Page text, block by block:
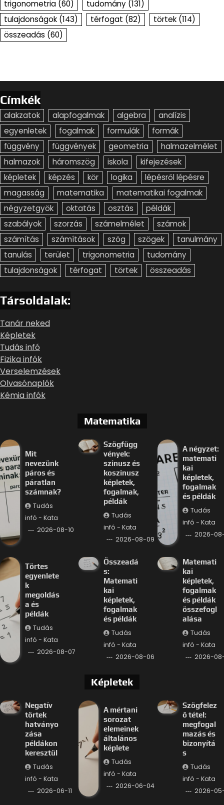
trigonometria (60) tudomány (131)
tulajdonságok (143) térfogat (82) törtek (114)
összeadás (60)
Címkék
alakzatok alapfogalmak algebra
analízis
egyenletek
fogalmak formulák
formák
függvény
függvények geometria
halmazelmélet
halmazok
háromszög iskola
kifejezések
képletek
képzés kör logika
lépésről lépésre
magasság
matematika
matematikai fogalmak
négyzetgyök
oktatás osztás
példák
szabályok
szorzás számelmélet
számok
számítás
számítások szög szögek
tanulmány
tanulás
terület trigonometria
tudomány
tulajdonságok
térfogat törtek összeadás
Társoldalak:
Tanár neked
Képletek
Tudás infó
Fizika infók
Verselemzések
Olvasónaplók
Kémia infók
Matematika
Mit
nevezünk
páros és
páratlan
számnak?
Tudás
infó - Kata
2026-08-10
Szögfügg
vények:
szinusz és
koszinusz
képletek,
fogalmak,
példák
Tudás
infó - Kata
2026-08-09
A négyzet:
matemati
kai
képletek,
fogalmak
és példák
Tudás
infó - Kata
2026-
Törtes
egyenlete
k
megoldás
a és
példák
Tudás
infó - Kata
2026-08-07
Összeadá
s:
Matemati
kai
képletek,
fogalmak
és példák
Tudás
infó - Kata
2026-08-06
Matemati
kai
képletek,
fogalmak
és példák
összefogl
alása
Tudás
infó - Kata
2026-
Képletek
Negatív
törtek
hatványo
zása
példákon
keresztül
Tudás
infó - Kata
2026-06-11
A mértani
sorozat
elemeinek
általános
képlete
Tudás
infó - Kata
2026-06-04
Szögfelez
ő tétel:
megfogal
mazás és
bizonyítá
s
Tudás
infó - Kata
2026-